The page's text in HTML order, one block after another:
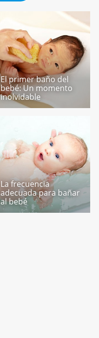
El primer baño del
bebé: Un momento
inolvidable
La frecuencia
adecuada para bañar
al bebé